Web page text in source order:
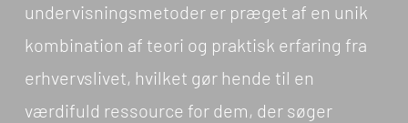
undervisningsmetoder er præget af en unik
kombination af teori og praktisk erfaring fra
erhvervslivet, hvilket gør hende til en
værdifuld ressource for dem, der søger